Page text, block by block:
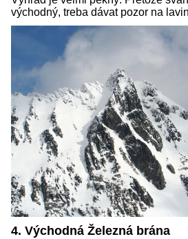
východný, treba dávat pozor na
4. Východná Železná brána